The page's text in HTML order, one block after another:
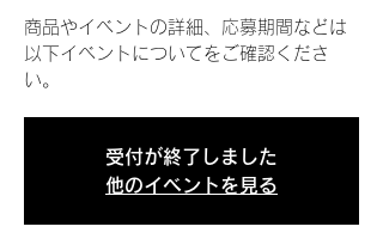
商品やイベントの詳細、応募期間などは
以下イベントについてをご確認くださ
い。
受付が終了しました
他のイベントを見る